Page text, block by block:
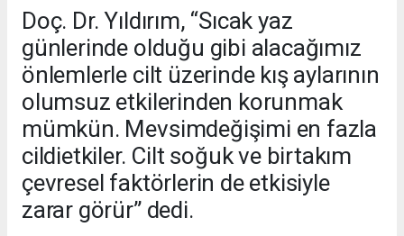
Doç. Dr. Yıldırım, “Sıcak yaz
günlerinde olduğu gibi alacağımız
önlemlerle cilt üzerinde kış aylarının
olumsuz etkilerinden korunmak
mümkün. Mevsimdeğişimi en fazla
cildietkiler. Cilt soğuk ve birtakım
çevresel faktörlerin de etkisiyle
zarar görür” dedi.